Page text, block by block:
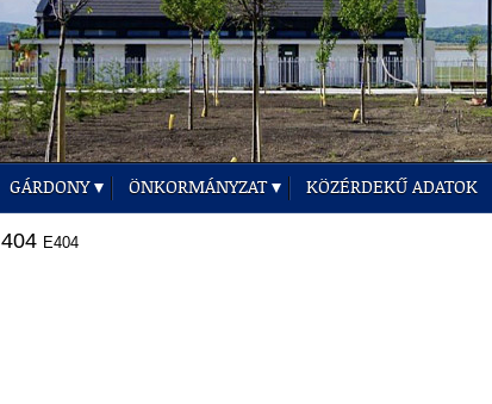
GÁRDONY ÖNKORMÁNYZAT KÖZÉRDEKŰ ADATOK
404 E404